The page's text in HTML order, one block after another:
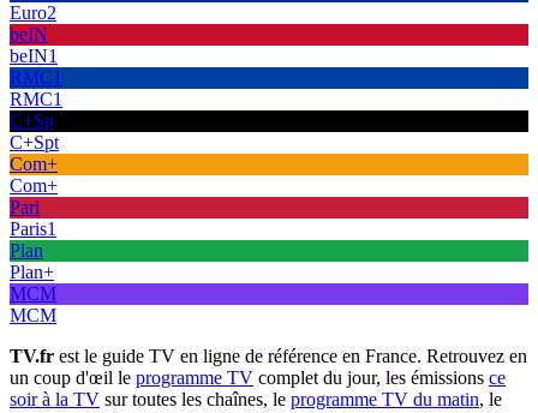
Euro2
beIN
beIN1
RMC1
RMC1
C+Sp
C+Spt
Com+
Com+
Pari
Paris1
Plan
Plan+
MCM
MCM
TV.fr est le guide TV en ligne de référence en France. Retrouvez en
un coup d'œil le programme TV complet du jour, les émissions ce
soir à la TV sur toutes les chaînes, le programme TV du matin, le